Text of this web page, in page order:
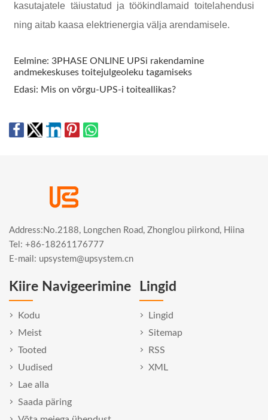
kasutajatele täiustatud ja töökindlamaid toitelahendusi
ning aitab kaasa elektrienergia välja arendamisele.
Eelmine:3PHASE ONLINE UPSi rakendamine
andmekeskuses toitejulgeoleku tagamiseks
Edasi: Mis on võrgu-UPS-i toiteallikas?
Address:No.2188, Longchen Road, Zhonglou piirkond, Hiina
Tel: +86-18261176777
E-mail: upsystem@upsystem.cn
Kiire Navigeerimine
Kodu
Meist
Tooted
Uudised
Lae alla
Saada päring
Lingid
Lingid
Sitemap
RSS
XML